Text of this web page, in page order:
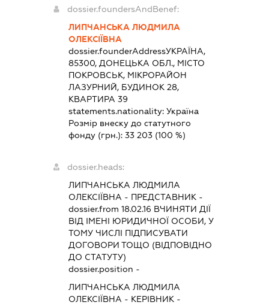
dossier.foundersAndBenef:
ЛИПЧАНСЬКА ЛЮДМИЛА
ОЛЕКСІЇВНА
dossier.founderAddressУКРАЇНА,
85300, ДОНЕЦЬКА ОБЛ., МІСТО
ПОКРОВСЬК, МІКРОРАЙОН
ЛАЗУРНИЙ, БУДИНОК 28,
КВАРТИРА 39
statements.nationality: Україна
Розмір внеску до статутного
фонду (грн.): 33 203(100 %)
dossier.heads:
ЛИПЧАНСЬКА ЛЮДМИЛА
ОЛЕКСІЇВНА - ПРЕДСТАВНИК-
dossier.from 18.02.16 ВЧИНЯТИ ДІЇ
ВІД ІМЕНІ ЮРИДИЧНОЇ ОСОБИ, У
ТОМУ ЧИСЛІ ПІДПИСУВАТИ
ДОГОВОРИ ТОЩО (ВІДПОВІДНО
ДО СТАТУТУ)
dossier.position -
ЛИПЧАНСЬКА ЛЮДМИЛА
ОЛЕКСІЇВНА - КЕРІВНИК-